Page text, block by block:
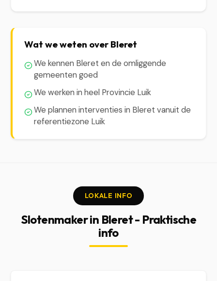
Wat we weten over Bleret
We kennen Bleret en de omliggende
gemeenten goed
We werken in heel Provincie Luik
We plannen interventies in Bleret vanuit de
referentiezone Luik
LOKALE INFO
Slotenmaker in Bleret - Praktische
info